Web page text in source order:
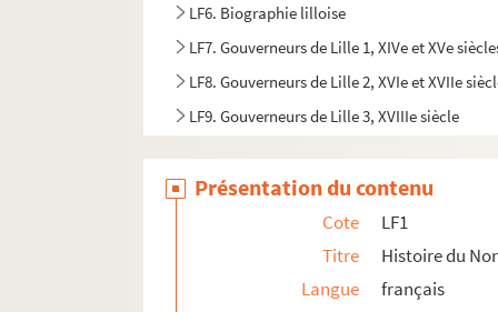
LF6. Biographie lilloise
LF7. Gouverneurs de Lille 1, XIVe et XVe
LF8. Gouverneurs de Lille 2, XVIe et XVIIe
LF9. Gouverneurs de Lille 3, XVIIIe siècle
LF11. Vues de Lille – Cartes postales
LF12. Vues de Lille - photographies,
LF14. Photographies du musée de Lille
Présentation du contenu
Cote
LF1
Titre
Histoire du
Langue
français